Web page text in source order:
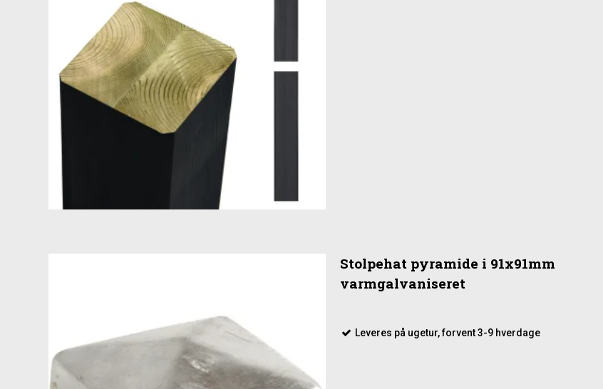
Stolpehat pyramide i 91x91mm
varmgalvaniseret
Leveres på ugetur, forvent 3-9 hverdage